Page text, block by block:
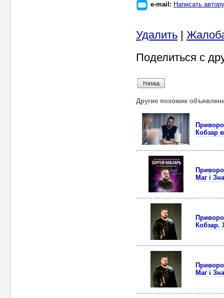
e-mail: Написать автору
Удалить |
Поделиться с
Другие похожие
Кобзар
Маг і
Кобзар.
Маг і